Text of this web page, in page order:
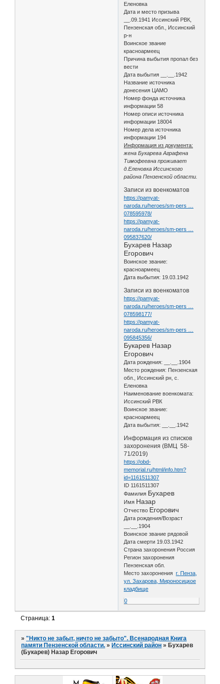
Еленовка
Дата и место призыва
__.09.1941 Иссинский РВК,
Пензенская обл., Иссинский
р-н
Воинское звание
красноармеец
Причина выбытия пропал без
вести
Дата выбытия __.__.1942
Название источника
донесения ЦАМО
Номер фонда источника
информации 58
Номер описи источника
информации 18004
Номер дела источника
информации 194
Информация из документа:
жена Букарева Аграфена
Тимофеевна проживает
д.Еленовка Иссинского
района Пензенской области.
Записи из военкоматов
https://pamyat-
naroda.ru/heroes/sm-pers …
078595978/
https://pamyat-
naroda.ru/heroes/sm-pers …
095837620/
Бухарев Назар
Егорович
Воинское звание:
красноармеец
Дата выбытия: 19.03.1942
Записи из военкоматов
https://pamyat-
naroda.ru/heroes/sm-pers …
078598177/
https://pamyat-
naroda.ru/heroes/sm-pers …
095845356/
Букарев Назар
Егорович
Дата рождения: __.__.1904
Место рождения: Пензенская
обл., Иссинский рн, с.
Еленовка
Наименование военкомата:
Иссинский РВК
Воинское звание:
красноармеец
Дата выбытия: __.__.1942
Информация из списков
захоронения (ВМЦ 58-
71/2019)
https://obd-
memorial.ru/html/info.htm?
id=1161511307
ID 1161511307
Фамилия Бухарев
Имя Назар
Отчество Егорович
Дата рождения/Возраст
__.__.1904
Воинское звание рядовой
Дата смерти 19.03.1942
Страна захоронения Россия
Регион захоронения
Пензенская обл.
Место захороненияг. Пенза,
ул. Захарова, Мироносицкое
кладбище
0
Страница:1
»"Никто не забыт, ничто не забыто". Всенародная Книга
памяти Пензенской области. » Иссинский район » Бухарев
(Букарев) Назар Егорович